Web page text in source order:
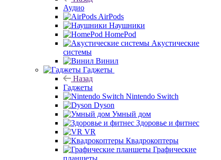
Аудио
AirPods
Наушники
HomePod
Акустические
системы
Винил
Гаджеты
Назад
Гаджеты
Nintendo Switch
Dyson
Умный дом
Здоровье и фитнес
VR
Квадрокоптеры
Графические
планшеты